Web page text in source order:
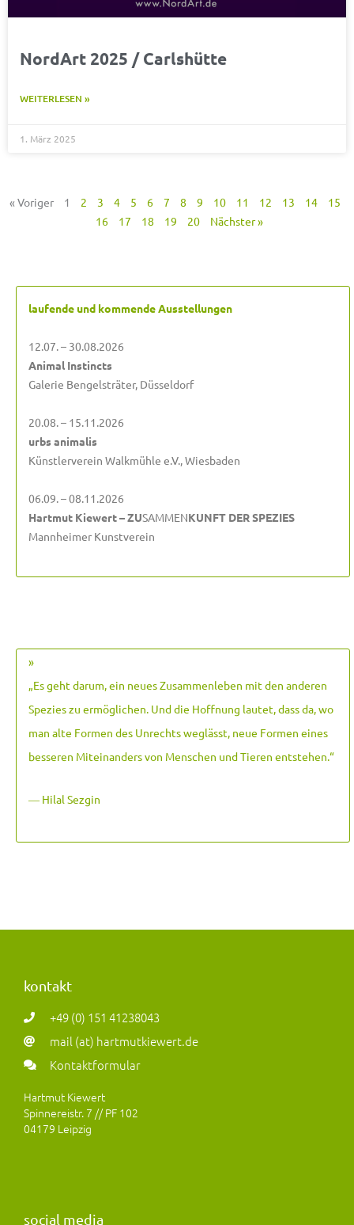
NordArt 2025 / Carlshütte
WEITERLESEN »
1. März 2025
« Voriger 1 2 3 4 5 6 7 8 9 10 11 12 13 14
15
16
17 18 19 20 Nächster »
laufende und kommende Ausstellungen
12.07. – 30.08.2026
Animal Instincts
Galerie Bengelsträter, Düsseldorf
20.08. – 15.11.2026
urbs animalis
Künstlerverein Walkmühle e.V., Wiesbaden
06.09. – 08.11.2026
Hartmut Kiewert – ZUSAMMENKUNFT DER SPEZIES
Mannheimer Kunstverein
»
„Es geht darum, ein neues Zusammenleben mit den anderen
Spezies zu ermöglichen. Und die Hoffnung lautet, dass da, wo
man alte Formen des Unrechts weglässt, neue Formen eines
besseren Miteinanders von Menschen und Tieren entstehen.“
― Hilal Sezgin
kontakt
+49 (0) 151 41238043
mail (at) hartmutkiewert.de
Kontaktformular
Hartmut Kiewert
Spinnereistr. 7 // PF 102
04179 Leipzig
social media